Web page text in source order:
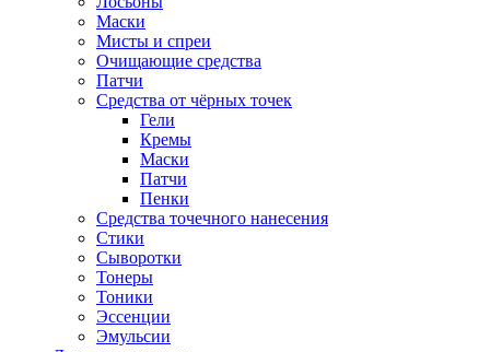
Маски
Мисты и спреи
Очищающие средства
Патчи
Средства от чёрных точек
Гели
Кремы
Маски
Патчи
Пенки
Средства точечного нанесения
Стики
Сыворотки
Тонеры
Тоники
Эссенции
Эмульсии